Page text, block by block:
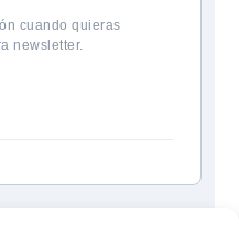
cuando quieras
newsletter.